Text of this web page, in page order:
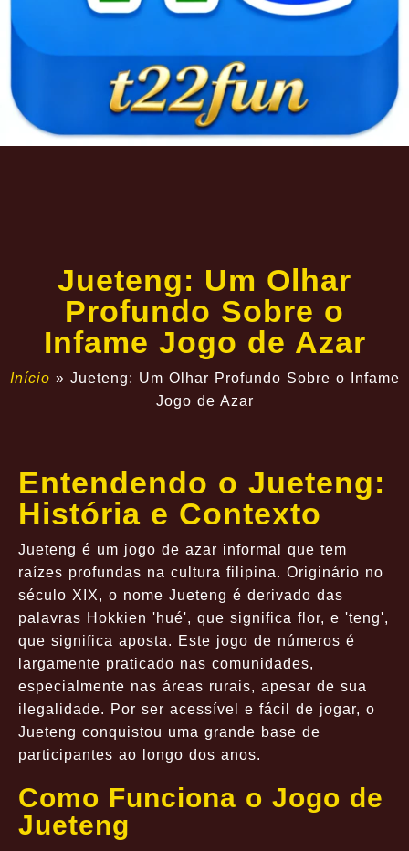
Jueteng: Um Olhar
Profundo Sobre o
Infame Jogo de Azar
Início » Jueteng: Um Olhar Profundo Sobre o Infame
Jogo de Azar
Entendendo o Jueteng:
História e Contexto
Jueteng é um jogo de azar informal que tem
raízes profundas na cultura filipina. Originário no
século XIX, o nome Jueteng é derivado das
palavras Hokkien 'hué', que significa flor, e 'teng',
que significa aposta. Este jogo de números é
largamente praticado nas comunidades,
especialmente nas áreas rurais, apesar de sua
ilegalidade. Por ser acessível e fácil de jogar, o
Jueteng conquistou uma grande base de
participantes ao longo dos anos.
Como Funciona o Jogo de
Jueteng